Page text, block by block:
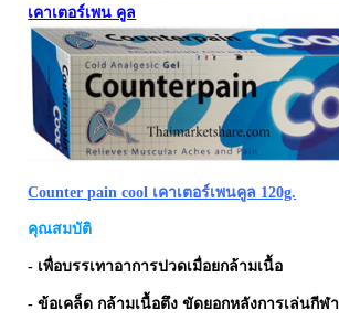
แผลเป็น หลุมสิว
สิวอุดตันหน้ามัน
ครีมกันแดด ปัญหาฝ้า กระ
ครีมหน้าใส
สุดฮิต เกาหลี
สุดฮิต ญี่ปุ่น
ข้อเสื่อม กระดูก
Maxxlife WellGate
SpringMate
Vitamate
Nature's Bounty
Glutapung
เคาเตอร์เพน คูล
Counter pain cool เคาเตอร์เพนคูล 120g.
คุณสมบัติ
- เพื่อบรรเทาอาการปวดเมื่อยกล้ามเนื้อ
- ข้อเคล็ด กล้ามเนื้อตึง ขัดยอกหลังการเล่นกีฬา